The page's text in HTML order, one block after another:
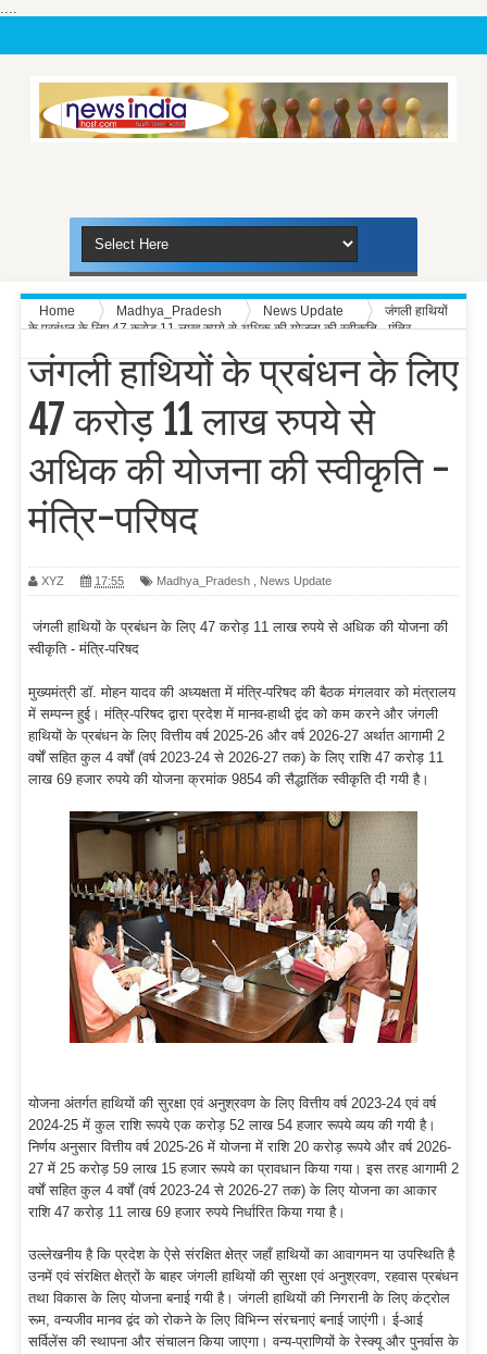
....
Home Madhya_Pradesh News Update
जंगली हाथियों
के प्रबंधन के लिए 47 करोड़ 11 लाख रुपये से अधिक की योजना की स्वीकृति - मंत्रि-
जंगली हाथियों के प्रबंधन के लिए
47 करोड़ 11 लाख रुपये से
अधिक की योजना की स्वीकृति -
मंत्रि-परिषद
XYZ 17:55 Madhya_Pradesh News Update
जंगली हाथियों के प्रबंधन के लिए 47 करोड़ 11 लाख रुपये से अधिक की योजना की
स्वीकृति - मंत्रि-परिषद
मुख्यमंत्री डॉ. मोहन यादव की अध्यक्षता में मंत्रि-परिषद की बैठक मंगलवार को मंत्रालय
में सम्पन्न हुई। मंत्रि-परिषद द्वारा प्रदेश में मानव-हाथी द्वंद को कम करने और जंगली
हाथियों के प्रबंधन के लिए वित्तीय वर्ष 2025-26 और वर्ष 2026-27 अर्थात आगामी 2
वर्षों सहित कुल 4 वर्षों (वर्ष 2023-24 से 2026-27 तक) के लिए राशि 47 करोड़ 11
लाख 69 हजार रुपये की योजना क्रमांक 9854 की सैद्धातिंक स्वीकृति दी गयी है।
योजना अंतर्गत हाथियों की सुरक्षा एवं अनुश्रवण के लिए वित्तीय वर्ष 2023-24 एवं वर्ष
2024-25 में कुल राशि रूपये एक करोड़ 52 लाख 54 हजार रूपये व्यय की गयी है।
निर्णय अनुसार वित्तीय वर्ष 2025-26 में योजना में राशि 20 करोड़ रूपये और वर्ष 2026-
27 में 25 करोड़ 59 लाख 15 हजार रूपये का प्रावधान किया गया। इस तरह आगामी 2
वर्षों सहित कुल 4 वर्षों (वर्ष 2023-24 से 2026-27 तक) के लिए योजना का आकार
राशि 47 करोड़ 11 लाख 69 हजार रुपये निर्धारित किया गया है।
उल्लेखनीय है कि प्रदेश के ऐसे संरक्षित क्षेत्र जहाँ हाथियों का आवागमन या उपस्थिति है
उनमें एवं संरक्षित क्षेत्रों के बाहर जंगली हाथियों की सुरक्षा एवं अनुश्रवण, रहवास प्रबंधन
तथा विकास के लिए योजना बनाई गयी है। जंगली हाथियों की निगरानी के लिए कंट्रोल
रूम, वन्यजीव मानव द्वंद को रोकने के लिए विभिन्न संरचनाएं बनाई जाएंगी। ई-आई
सर्विलेंस की स्थापना और संचालन किया जाएगा। वन्य-प्राणियों के रेस्क्यू और पुनर्वास के